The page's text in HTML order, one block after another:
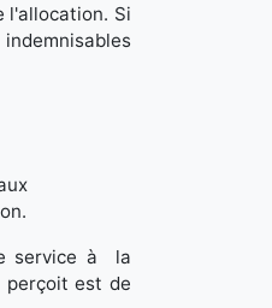
l'allocation. Si
service à la
perçoit est de